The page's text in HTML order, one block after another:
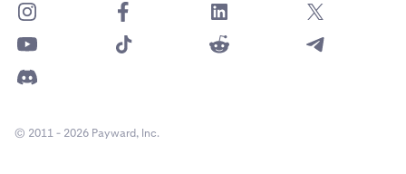
© 2011 - 2026 Payward, Inc.